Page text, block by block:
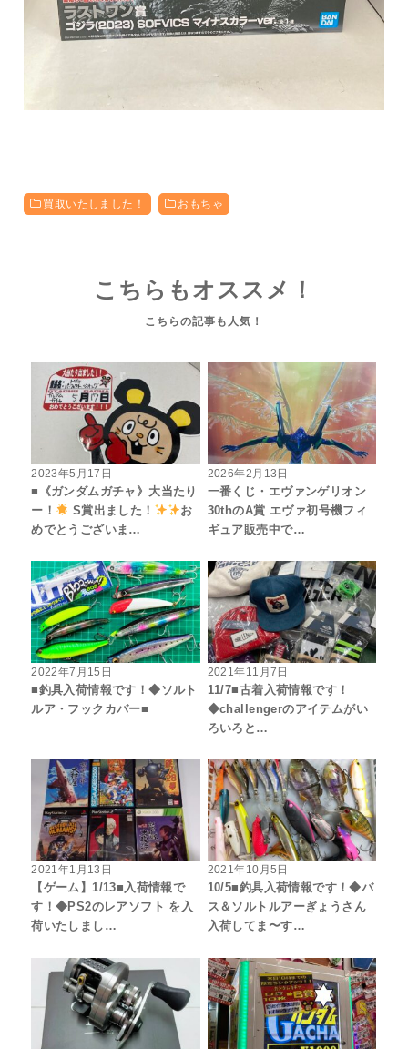
買取いたしました！ おもちゃ
こちらもオススメ！
2023年5月17日
■《ガンダムガチャ》大当たり
ー！
S賞出ました！
お
めでとうございま…
2026年2月13日
一番くじ・エヴァンゲリオン
30thのA賞 エヴァ初号機フィ
ギュア販売中で…
2022年7月15日
■釣具入荷情報です！◆ソルト
ルア・フックカバー■
2021年11月7日
11/7■古着入荷情報です！
◆challengerのアイテムがい
ろいろと…
2021年1月13日
【ゲーム】1/13■入荷情報で
す！◆PS2のレアソフト を入
荷いたしまし…
2021年10月5日
10/5■釣具入荷情報です！◆バ
ス＆ソルトルアーぎょうさん
入荷してま〜す…